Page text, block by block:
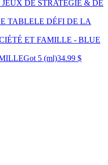
TABLELE DÉFI DE LA
Got 5 (ml)34.99 $